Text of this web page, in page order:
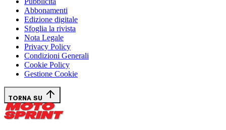
Abbonamenti
Edizione digitale
Sfoglia la rivista
Nota Legale
Privacy Policy
Condizioni Generali
Cookie Policy
Gestione Cookie
TORNA SU